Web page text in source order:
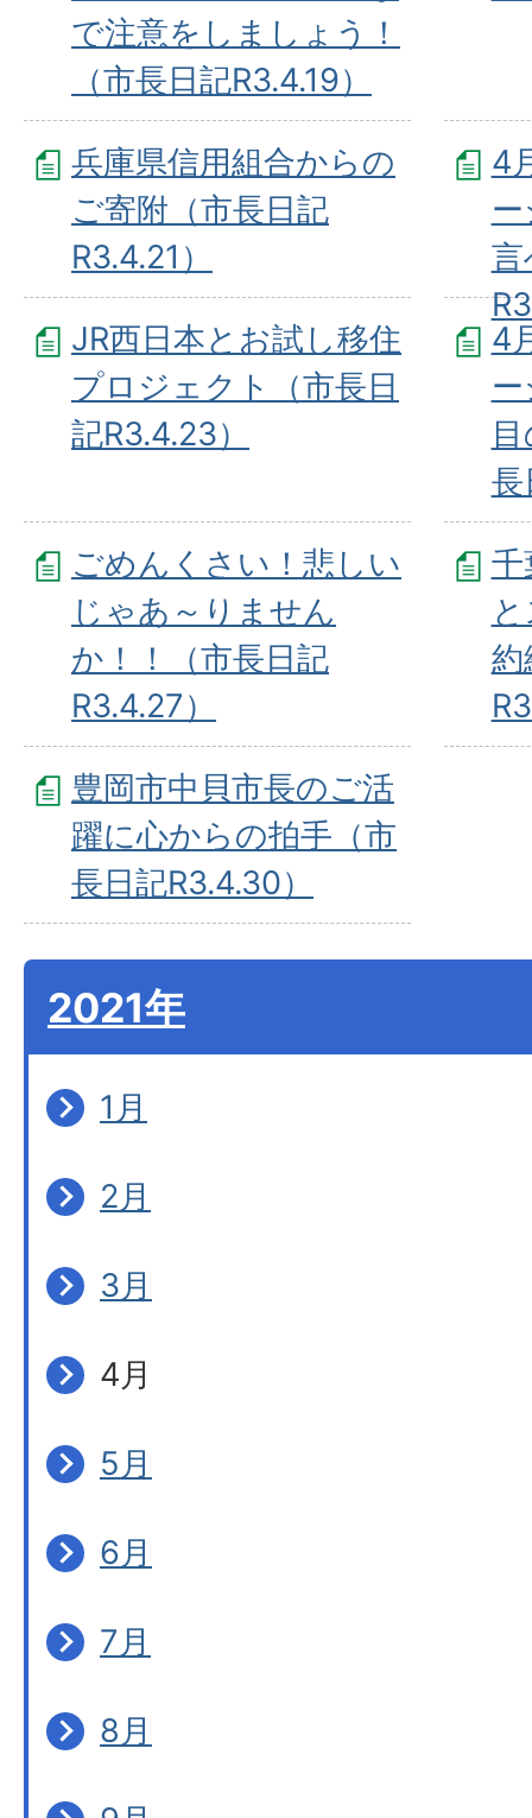
で注意をしましょう！
（市長日記R3.4.19）
兵庫県信用組合からの
ご寄附（市長日記
R3.4.21）
4
言
JR西日本とお試し移住
プロジェクト（市長日
記R3.4.23）
4
長
ごめんくさい！悲しい
じゃあ～りません
か！！（市長日記
R3.4.27）
千
約
豊岡市中貝市長のご活
躍に心からの拍手（市
長日記R3.4.30）
2021年
1月
2月
3月
4月
5月
6月
7月
8月